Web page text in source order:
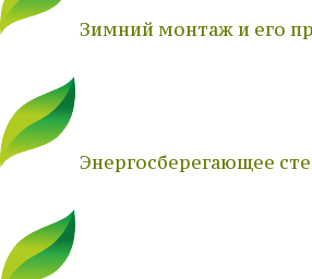
Зимний монтаж и его
Энергосберегающее